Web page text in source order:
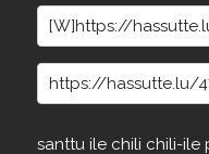
santtu ile chili chili-ile